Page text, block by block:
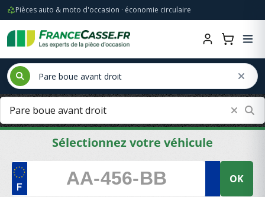
Pièces auto & moto d'occasion · économie circulaire
Sélectionnez votre véhicule
OK